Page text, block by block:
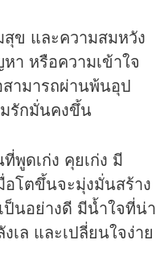
ข และความสมหวัง
า หรือความเข้าใจ
ามารถผ่านพ้นอุป
รักมั่นคงขึ้น
พูดเก่ง คุยเก่ง มี
โตขึ้นจะมุ่งมั่นสร้าง
ป็นอย่างดี มีน้ำใจที่น่า
ล และเปลี่ยนใจง่าย